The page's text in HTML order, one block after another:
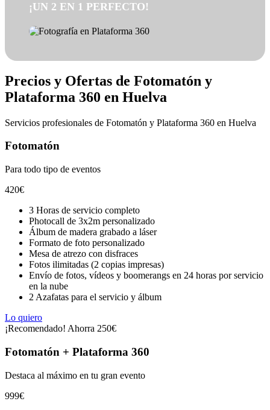
¡UN 2 EN 1 PERFECTO!
Precios y Ofertas de Fotomatón y
Plataforma 360 en Huelva
Servicios profesionales de Fotomatón y Plataforma 360 en Huelva
Fotomatón
Para todo tipo de eventos
420€
3 Horas de servicio completo
Photocall de 3x2m personalizado
Álbum de madera grabado a láser
Formato de foto personalizado
Mesa de atrezo con disfraces
Fotos ilimitadas (2 copias impresas)
Envío de fotos, vídeos y boomerangs en 24 horas por servicio
en la nube
2 Azafatas para el servicio y álbum
Lo quiero
¡Recomendado! Ahorra 250€
Fotomatón + Plataforma 360
Destaca al máximo en tu gran evento
999€